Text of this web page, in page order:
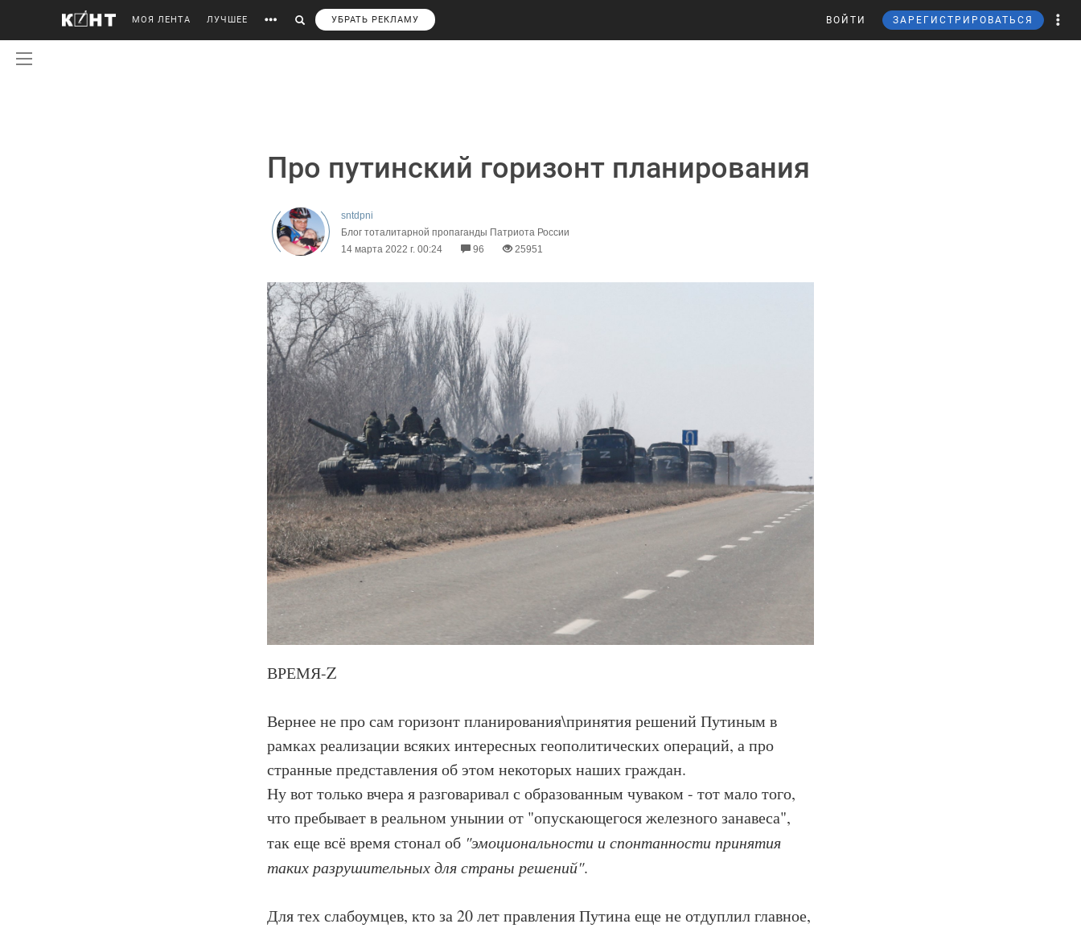
МОЯ ЛЕНТА ЛУЧШЕЕ УБРАТЬ РЕКЛАМУ ВОЙТИ ЗАРЕГИСТРИРОВАТЬСЯ
Про путинский горизонт планирования
sntdpni
Блог тоталитарной пропаганды Патриота России
14 марта 2022 г. 00:24
96 25951
ВРЕМЯ-Z
Вернее не про сам горизонт планирования\принятия решений Путиным в
рамках реализации всяких интересных геополитических операций, а про
странные представления об этом некоторых наших граждан.
Ну вот только вчера я разговаривал с образованным чуваком - тот мало того,
что пребывает в реальном унынии от "опускающегося железного занавеса",
так еще всё время стонал об "эмоциональности и спонтанности принятия
таких разрушительных для страны решений".
Для тех слабоумцев, кто за 20 лет правления Путина еще не отдуплил главное,